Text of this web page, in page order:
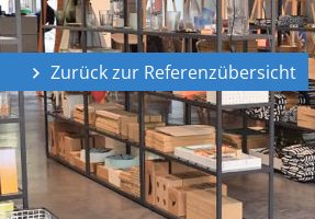
Zurück zur Referenzübersicht